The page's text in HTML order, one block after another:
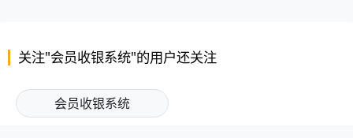
关注"会员收银系统"的用户还关注
会员收银系统